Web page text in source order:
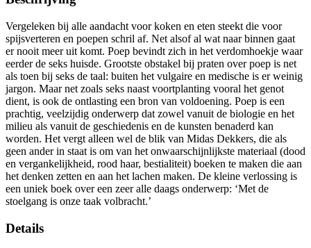
Vergeleken bij alle aandacht voor koken en eten steekt die voor
spijsverteren en poepen schril af. Net alsof al wat naar binnen gaat
er nooit meer uit komt. Poep bevindt zich in het verdomhoekje waar
eerder de seks huisde. Grootste obstakel bij praten over poep is net
als toen bij seks de taal: buiten het vulgaire en medische is er weinig
jargon. Maar net zoals seks naast voortplanting vooral het genot
dient, is ook de ontlasting een bron van voldoening. Poep is een
prachtig, veelzijdig onderwerp dat zowel vanuit de biologie en het
milieu als vanuit de geschiedenis en de kunsten benaderd kan
worden. Het vergt alleen wel de blik van Midas Dekkers, die als
geen ander in staat is om van het onwaarschijnlijkste materiaal (dood
en vergankelijkheid, rood haar, bestialiteit) boeken te maken die aan
het denken zetten en aan het lachen maken. De kleine verlossing is
een uniek boek over een zeer alle daags onderwerp: ‘Met de
stoelgang is onze taak volbracht.’
Details